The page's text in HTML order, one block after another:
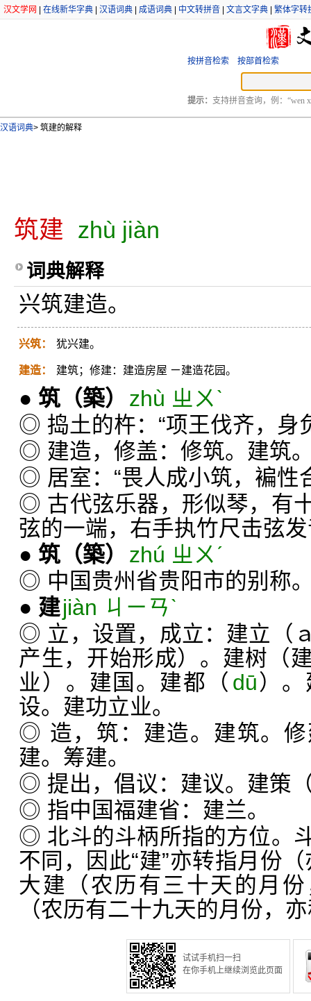
汉文学网 在线新华字典 汉语词典 成语词典 中文转拼音 文言文字典 繁体字转
按拼音检索 按部首检索
提示： 支持拼音查询，例：“wen
汉语词典> 筑建的解释
筑建 zhù jiàn
词典解释
兴筑建造。
兴筑： 犹兴建。
建造： 建筑；修建：建造房屋 ㄧ建造花园。
● 筑 （築）
zhù ㄓㄨˋ
◎ 捣土的杵：“项王伐齐，身
◎ 建造，修盖：修筑。建筑
◎ 居室：“畏人成小筑，褊性
◎ 古代弦乐器，形似琴，有
弦的一端，右手执竹尺击弦
● 筑 （築）
zhú ㄓㄨˊ
◎ 中国贵州省贵阳市的别称
● 建jiàn ㄐㄧㄢˋ
◎ 立，设置，成立：建立（
产生，开始形成）。建树（
业）。建国。建都（ dū）
设。建功立业。
◎ 造，筑：建造。建筑。
建。筹建。
◎ 提出，倡议：建议。建策
◎ 指中国福建省：建兰。
◎ 北斗的斗柄所指的方位。
不同，因此“建”亦转指月份（
大建（农历有三十天的月
（农历有二十九天的月份，
试试手机扫一扫
在你手机上继续浏览此页面